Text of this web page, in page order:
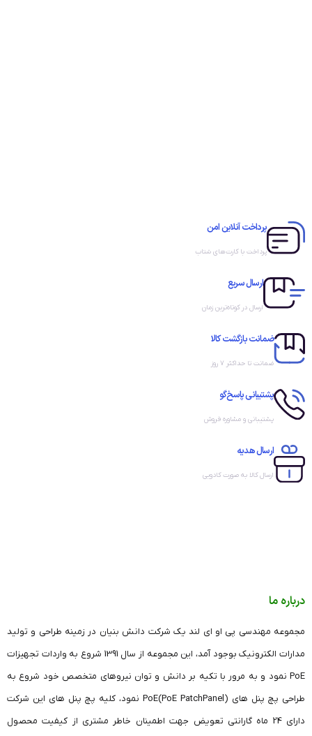
پرداخت آنلاین امن
پرداخت با کارت‌های شتاب
ارسال سریع
ارسال در کوتاه‌ترین زمان
ضمانت بازگشت کالا
ضمانت تا حداکثر ۷ روز
پشتیبانی پاسخ‌گو
پشتیبانی و مشاوره فروش
ارسال هدیه
ارسال کالا به صورت کادویی
درباره ما
مجموعه مهندسی پی او ای لند یک شرکت دانش بنیان در زمینه طراحی و تولید
مدارات الکترونیک بوجود آمد، این مجموعه از سال 1391 شروع به واردات تجهیزات
PoE نمود و به مرور با تکیه بر دانش و توان نیروهای متخصص خود شروع به
طراحی پچ پنل های (PoE PatchPanel)PoE نمود، کلیه پچ پنل های این شرکت
دارای 24 ماه گارانتی تعویض جهت اطمینان خاطر مشتری از کیفیت محصول